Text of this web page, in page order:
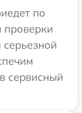
по
проверки
сервисный